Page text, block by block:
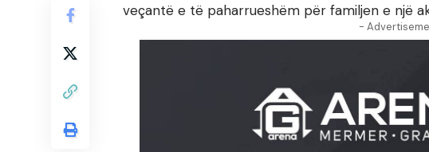
veçantë e të paharrueshëm për familjen e një
-